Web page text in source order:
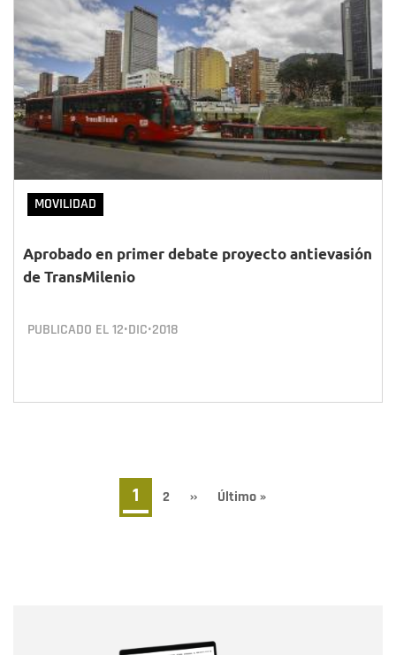
MOVILIDAD
Aprobado en primer debate proyecto antievasión
de TransMilenio
PUBLICADO EL12•DIC•2018
Página
actual
1 Page
2
Siguiente
››
Última
Último »